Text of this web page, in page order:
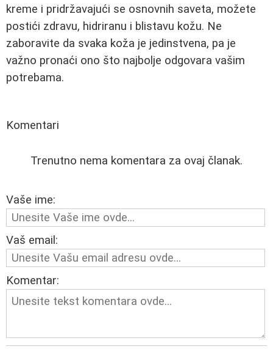
kreme i pridržavajući se osnovnih saveta, možete
postići zdravu, hidriranu i blistavu kožu. Ne
zaboravite da svaka koža je jedinstvena, pa je
važno pronaći ono što najbolje odgovara vašim
potrebama.
Komentari
Trenutno nema komentara za ovaj članak.
Vaše ime:
Vaš email:
Komentar: